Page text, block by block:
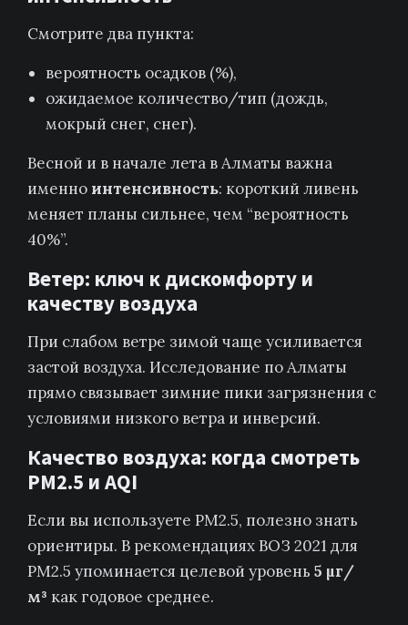
Смотрите два пункта:
вероятность осадков (%),
ожидаемое количество/тип (дождь,
мокрый снег, снег).
Весной и в начале лета в Алматы важна
именно интенсивность: короткий ливень
меняет планы сильнее, чем “вероятность
40%”.
Ветер: ключ к дискомфорту и
качеству воздуха
При слабом ветре зимой чаще усиливается
застой воздуха. Исследование по Алматы
прямо связывает зимние пики загрязнения с
условиями низкого ветра и инверсий.
Качество воздуха: когда смотреть
PM2.5 и AQI
Если вы используете PM2.5, полезно знать
ориентиры. В рекомендациях ВОЗ 2021 для
PM2.5 упоминается целевой уровень 5 µг/
м³ как годовое среднее.